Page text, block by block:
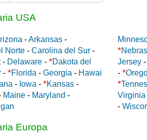
USA
-Arkansas -
Norte - Carolina del Sur -
- Delaware - *Dakota del
- *Florida - Georgia - Hawai
- Iowa - *Kansas -
Maine - Maryland -
*
Jersey -
- *
*
Virginia
-
Europa